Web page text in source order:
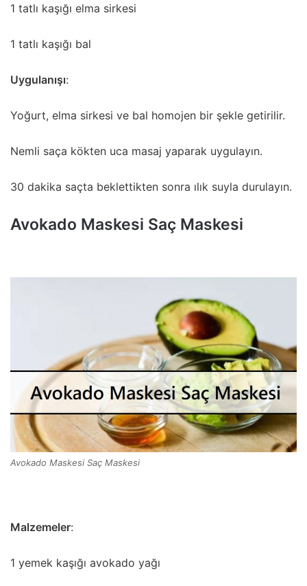
1 tatlı kaşığı elma sirkesi
1 tatlı kaşığı bal
Uygulanışı:
Yoğurt, elma sirkesi ve bal homojen bir şekle getirilir.
Nemli saça kökten uca masaj yaparak uygulayın.
30 dakika saçta beklettikten sonra ılık suyla durulayın.
Avokado Maskesi Saç Maskesi
Avokado Maskesi Saç Maskesi
Malzemeler:
1 yemek kaşığı avokado yağı